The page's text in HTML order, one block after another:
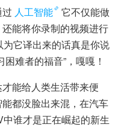
人工智能
它不仅能做
能将你录制的视频进行
它译出来的话真是你说
难者的福音”，嘎嘎！
能给人类生活带来便
都没脸出来混，在汽车
谁才是正在崛起的新生